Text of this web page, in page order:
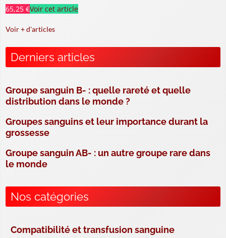
65,25 €Voir cet article
Voir + d'articles
Derniers articles
Groupe sanguin B- : quelle rareté et quelle
distribution dans le monde ?
Groupes sanguins et leur importance durant la
grossesse
Groupe sanguin AB- : un autre groupe rare dans
le monde
Nos catégories
Compatibilité et transfusion sanguine